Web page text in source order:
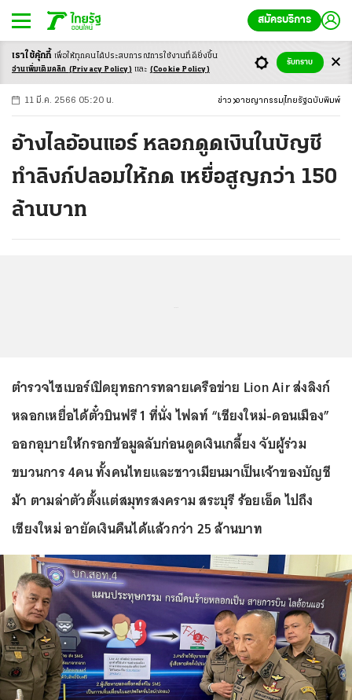
สมัครบริการ
-ก ก ก+
11 มี.ค. 2566 05:20 น. ข่าว อาชญากรรม ไทยรัฐฉบับพิมพ์
อ้างไลอ้อนแอร์ หลอกดูดเงินในบัญชี
ทําลิงก์ปลอมให้กด เหยื่อสูญกว่า 150
ล้านบาท
ตำรวจไซเบอร์เปิดยุทธการทลายเครือข่าย Lion Air ส่งลิงก์
หลอกเหยื่อได้ตั๋วบินฟรี 1 ที่นั่ง ไฟลท์ “เชียงใหม่-ดอนเมือง”
ออกอุบายให้กรอกข้อมูลลับก่อนดูดเงินเกลี้ยง จับผู้ร่วม
ขบวนการ 4คน ทั้งคนไทยและชาวเมียนมาเป็นเจ้าของบัญชี
ม้า ตามล่าตัวตั้งแต่สมุทรสงคราม สระบุรี ร้อยเอ็ด ไปถึง
เชียงใหม่ อายัดเงินคืนได้แล้วกว่า 25 ล้านบาท
เราใช้คุ้กกี้ เพื่อให้ทุกคนได้ประสบการณ์การใช้งานที่ดียิ่งขึ้น
อ่านเพิ่มเติมคลิก (Privacy Policy) และ (Cookie Policy)
รับทราบ